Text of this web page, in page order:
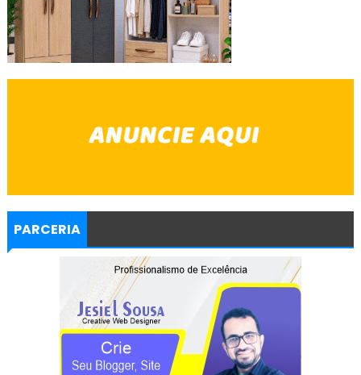
PARCERIA